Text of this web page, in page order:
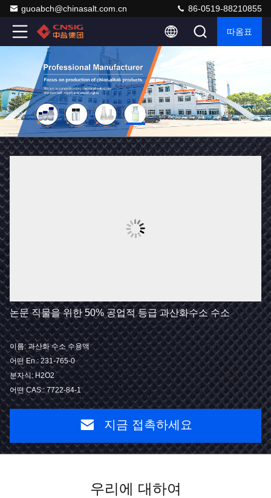
guoabch@chinasalt.com.cn 86-0519-88210855
따옴표
논문 직물을 위한 50% 공업적 등급 과산화수소 수소
이름: 과산화 수소 수용액
어떤 En.: 231-765-0
분자식: H2O2
어떤 CAS.: 7722-84-1
지금 접촉하세요
우리에 대하여